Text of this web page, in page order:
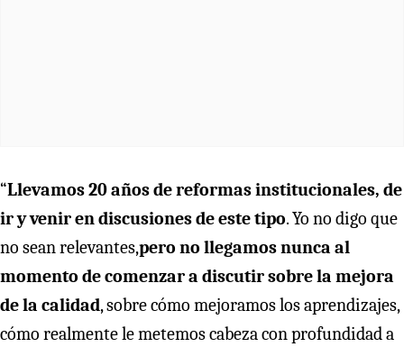
“Llevamos 20 años de reformas institucionales, de
ir y venir en discusiones de este tipo. Yo no digo que
no sean relevantes,pero no llegamos nunca al
momento de comenzar a discutir sobre la mejora
de la calidad, sobre cómo mejoramos los aprendizajes,
cómo realmente le metemos cabeza con profundidad a